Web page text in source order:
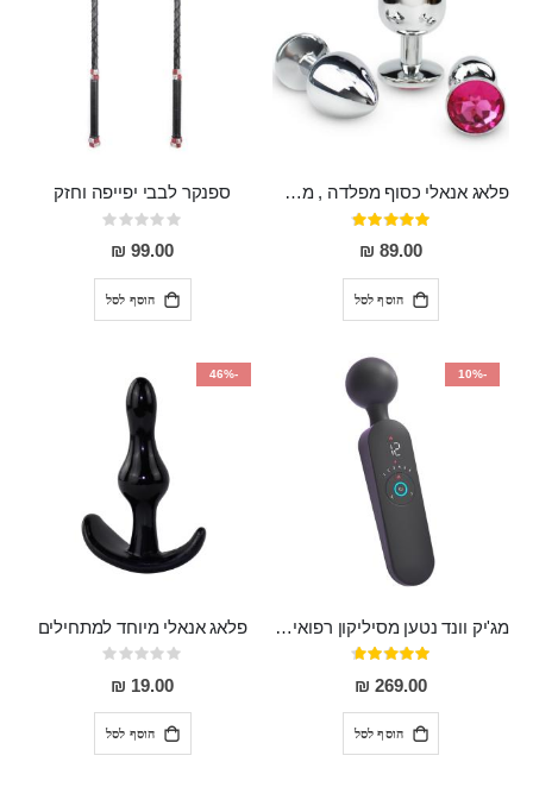
פלאג אנאלי כסוף מפלדה , מתאים ללבישה מתחת לבגדים, בגודל 7.3 על 2.8 ס"מ
דירוג:
97%
89.00 ₪
הוסף לסל
ספנקר לבבי יפייפה וחזק
Rating:
0%
99.00 ₪
הוסף לסל
-10%
מג'יק וונד נטען מסיליקון רפואי חזק בעל 12 מצבי רטט ו6 מהירויות שונות ROMI
דירוג:
93%
269.00 ₪
הוסף לסל
-46%
פלאג אנאלי מיוחד למתחילים
Rating:
0%
19.00 ₪
הוסף לסל